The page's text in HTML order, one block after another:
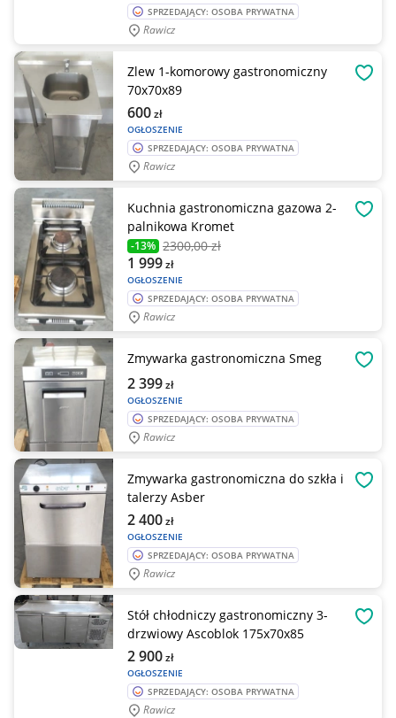
SPRZEDAJĄCY: OSOBA PRYWATNA
Rawicz
Zlew 1-komorowy gastronomiczny
70x70x89
OGŁOSZENIE
600zł
SPRZEDAJĄCY: OSOBA PRYWATNA
Rawicz
Kuchnia gastronomiczna gazowa 2-
palnikowa Kromet
-13% 2300,00 zł
OGŁOSZENIE
1 999zł
SPRZEDAJĄCY: OSOBA PRYWATNA
Rawicz
Zmywarka gastronomiczna Smeg
OGŁOSZENIE
2 399zł
SPRZEDAJĄCY: OSOBA PRYWATNA
Rawicz
Zmywarka gastronomiczna do szkła i
talerzy Asber
OGŁOSZENIE
2 400zł
SPRZEDAJĄCY: OSOBA PRYWATNA
Rawicz
Stół chłodniczy gastronomiczny 3-
drzwiowy Ascoblok 175x70x85
OGŁOSZENIE
2 900zł
SPRZEDAJĄCY: OSOBA PRYWATNA
Rawicz